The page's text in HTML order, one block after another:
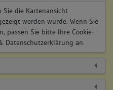
Sie die Kartenansicht
werden würde. Wenn Sie
passen Sie bitte Ihre Cookie-
Datenschutzerklärung an.